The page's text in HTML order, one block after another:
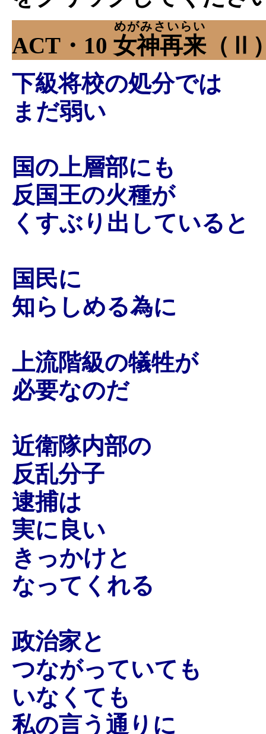
ACT・10 女神再来
めがみさいらい
（Ⅱ
下級将校の処分では
まだ弱い
国の上層部にも
反国王の火種が
くすぶり出していると
国民に
知らしめる為に
上流階級の犠牲が
必要なのだ
近衛隊内部の
反乱分子
逮捕は
実に良い
きっかけと
なってくれる
政治家と
つながっていても
いなくても
私の言う通りに